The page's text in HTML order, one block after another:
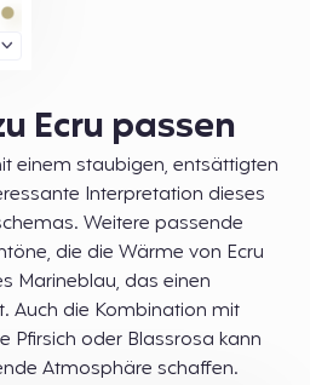
Ecru passen
einem staubigen, entsättigten
Interpretation dieses
Weitere passende
die die Wärme von Ecru
Marineblau, das einen
Auch die Kombination mit
Pfirsich oder Blassrosa kann
Atmosphäre schaffen.